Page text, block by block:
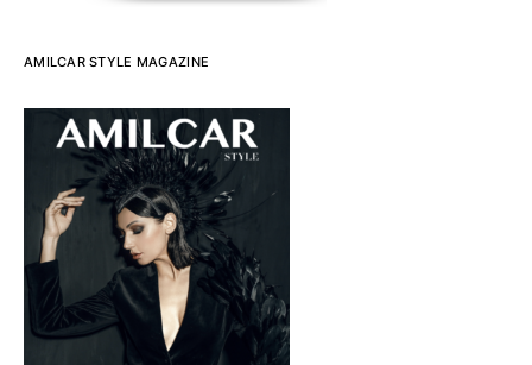
AMILCAR STYLE MAGAZINE